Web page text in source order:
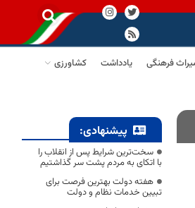
فرهنگی یادداشت
کشاورزی
پیشنهادی:
سخت‌ترین شرایط پس از انقلاب را
با اتکای به مردم پشت سر گذاشتیم
هفته دولت بهترین فرصت برای
تبیین خدمات نظام و دولت